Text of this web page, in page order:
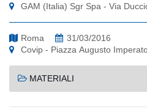
GAM (Italia) Sgr Spa - Via
Roma
31/03/2016
Covip - Piazza Augusto
MATERIALI